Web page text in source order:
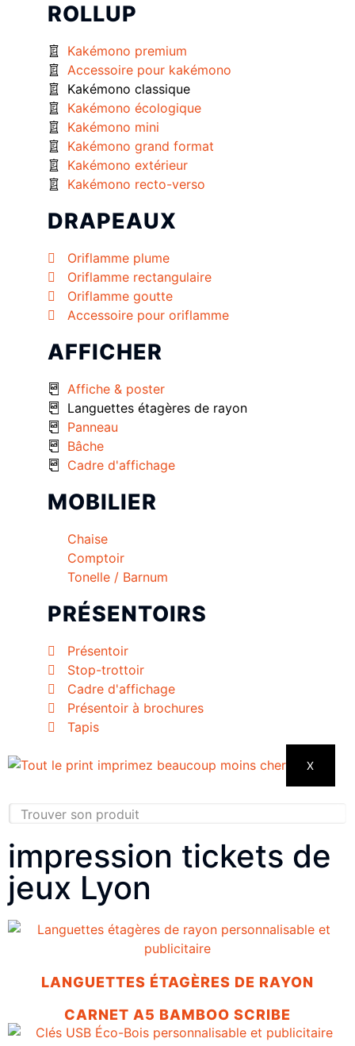
ROLLUP
Kakémono premium
Accessoire pour kakémono
Kakémono classique
Kakémono écologique
Kakémono mini
Kakémono grand format
Kakémono extérieur
Kakémono recto-verso
DRAPEAUX
Oriflamme plume
Oriflamme rectangulaire
Oriflamme goutte
Accessoire pour oriflamme
AFFICHER
Affiche & poster
Languettes étagères de rayon
Panneau
Bâche
Cadre d'affichage
MOBILIER
Chaise
Comptoir
Tonelle / Barnum
PRÉSENTOIRS
Présentoir
Stop-trottoir
Cadre d'affichage
Présentoir à brochures
Tapis
X
impression tickets de
jeux Lyon
LANGUETTES ÉTAGÈRES DE RAYON
CARNET A5 BAMBOO SCRIBE